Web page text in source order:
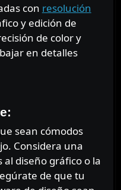
con resolución
y edición de
de color y
en detalles
sean cómodos
Considera una
diseño gráfico o la
de que tu